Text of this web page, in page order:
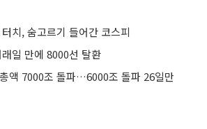
치, 숨고르기 들어간 코스피
일 만에 8000선 탈환
액 7000조 돌파…6000조 돌파 26일만